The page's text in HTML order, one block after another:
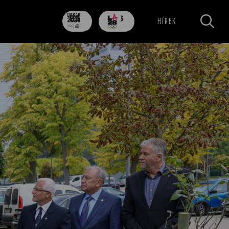
85
nap
706
nap HÍREK